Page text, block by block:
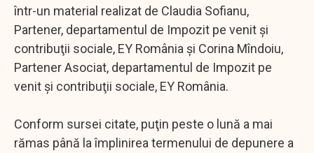
într-un material realizat de Claudia Sofianu,
Partener, departamentul de Impozit pe venit şi
contribuţii sociale, EY România şi Corina Mîndoiu,
Partener Asociat, departamentul de Impozit pe
venit şi contribuţii sociale, EY România.
Conform sursei citate, puţin peste o lună a mai
rămas până la împlinirea termenului de depunere a